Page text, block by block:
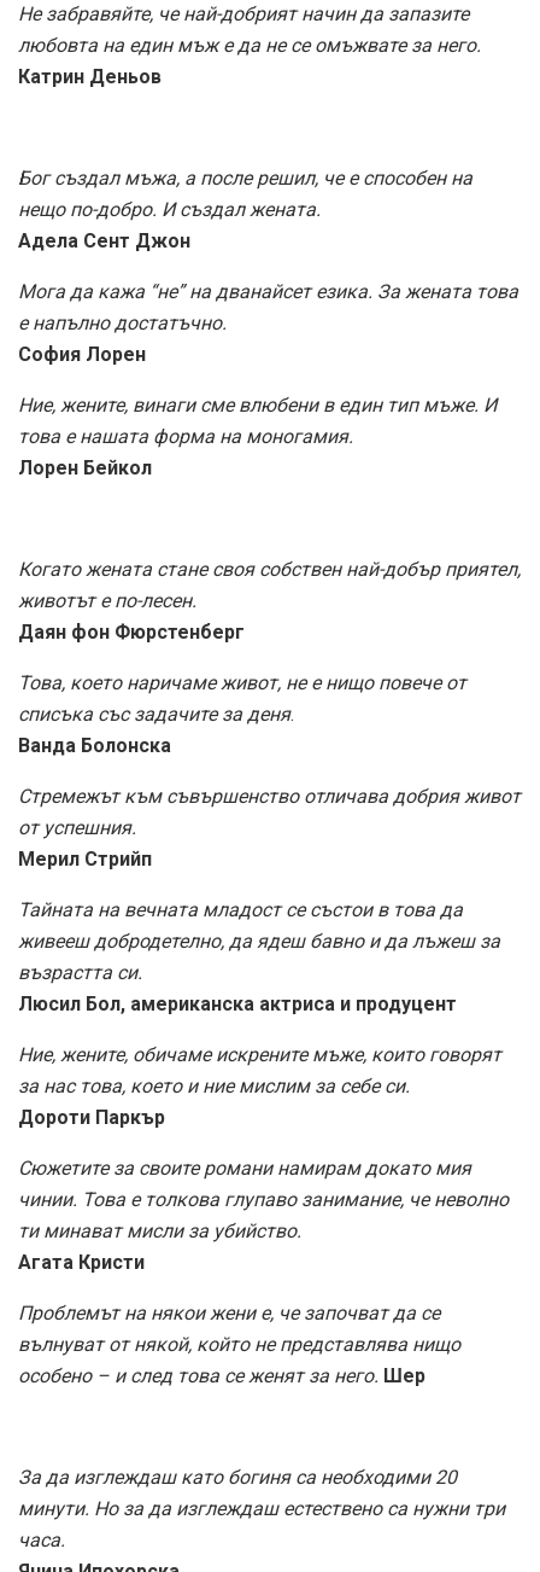
Не забравяйте, че най-добрият начин да запазите
любовта на един мъж е да не се омъжвате за него.
Катрин Деньов
Бог създал мъжа, а после решил, че е способен на
нещо по-добро. И създал жената.
Адела Сент Джон
Мога да кажа “не” на дванайсет езика. За жената това
е напълно достатъчно.
София Лорен
Ние, жените, винаги сме влюбени в един тип мъже. И
това е нашата форма на моногамия.
Лорен Бейкол
Когато жената стане своя собствен най-добър приятел,
животът е по-лесен.
Даян фон Фюрстенберг
Това, което наричаме живот, не е нищо повече от
списъка със задачите за деня.
Ванда Болонска
Стремежът към съвършенство отличава добрия живот
от успешния.
Мерил Стрийп
Тайната на вечната младост се състои в това да
живееш добродетелно, да ядеш бавно и да лъжеш за
възрастта си.
Люсил Бол, американска актриса и продуцент
Ние, жените, обичаме искрените мъже, които говорят
за нас това, което и ние мислим за себе си.
Дороти Паркър
Сюжетите за своите романи намирам докато мия
чинии. Това е толкова глупаво занимание, че неволно
ти минават мисли за убийство.
Агата Кристи
Проблемът на някои жени е, че започват да се
вълнуват от някой, който не представлява нищо
особено – и след това се женят за него. Шер
За да изглеждаш като богиня са необходими 20
минути. Но за да изглеждаш естествено са нужни три
часа.